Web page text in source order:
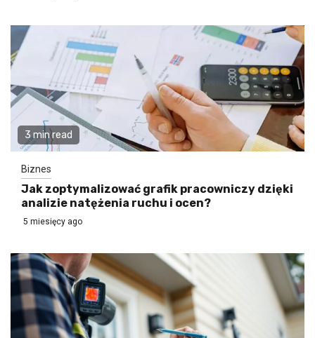
3 min read
Biznes
Jak zoptymalizować grafik pracowniczy dzięki
analizie natężenia ruchu i ocen?
5 miesięcy ago